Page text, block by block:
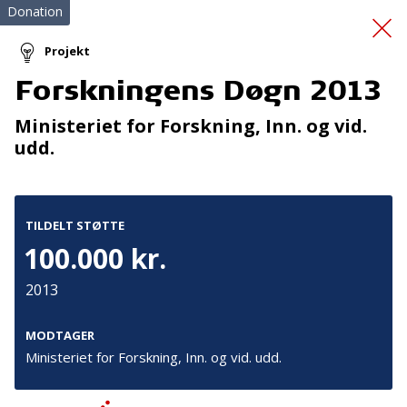
Indkøb af Paro
Donation
Projekt
Forskningens Døgn 2013
Ministeriet for Forskning, Inn. og vid.
udd.
TILDELT STØTTE
100.000 kr.
2013
MODTAGER
Ministeriet for Forskning, Inn. og vid. udd.
aktiviteter direkte i din indbakke.